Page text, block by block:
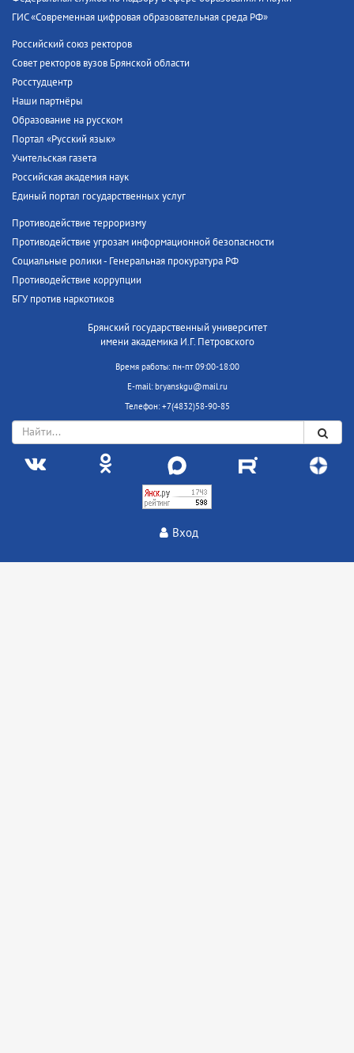
ГИС «Современная цифровая образовательная среда РФ»
Российский союз ректоров
Совет ректоров вузов Брянской области
Росстудцентр
Наши партнёры
Образование на русском
Портал «Русский язык»
Учительская газета
Российская академия наук
Единый портал государственных услуг
Противодействие терроризму
Противодействие угрозам информационной безопасности
Социальные ролики - Генеральная прокуратура РФ
Противодействие коррупции
БГУ против наркотиков
Брянский государственный университет
имени академика И.Г. Петровского
Время работы: пн-пт 09:00-18:00
E-mail: bryanskgu@mail.ru
Телефон: +7(4832)58-90-85
Вход